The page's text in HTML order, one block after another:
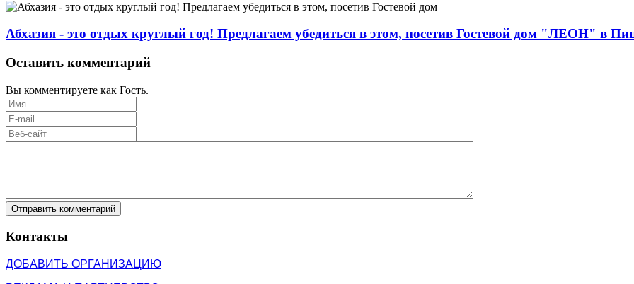
Абхазия - это отдых круглый год! Предлагаем убедиться в этом, посетив Гостевой дом "ЛЕОН" в
Оставить комментарий
Вы комментируете как Гость.
Отправить комментарий
Контакты
ДОБАВИТЬ ОРГАНИЗАЦИЮ